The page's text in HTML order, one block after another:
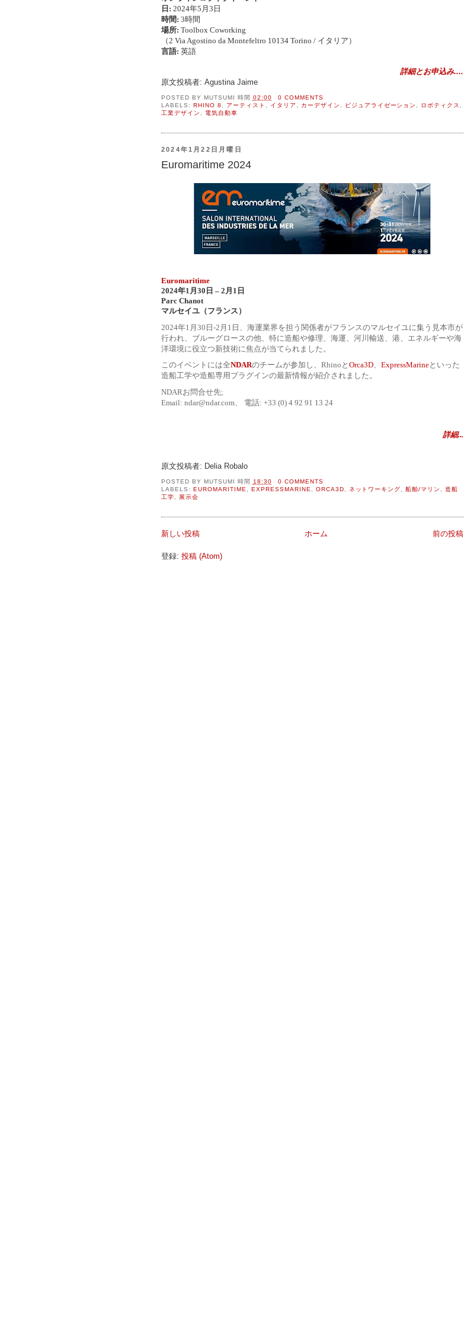
日: 2024年5月3日
時間: 3時間
場所: Toolbox Coworking
（2 Via Agostino da Montefeltro 10134 Torino / イタリア）
言語: 英語
詳細とお申込み....
原文投稿者: Agustina Jaime
POSTED BY MUTSUMI 時間 02:00
0 COMMENTS
LABELS: RHINO 8 , アーティスト , イタリア , カーデザイン , ビジュアライゼーション , ロボティクス ,
工業デザイン , 電気自動車
2024年1月22日月曜日
Euromaritime 2024
Euromaritime
2024年1月30日 – 2月1日
Parc Chanot
マルセイユ（フランス）
2024年1月30日-2月1日、海運業界を担う関係者がフランスのマルセイユに集う見本市が
行われ、ブルーグロースの他、特に造船や修理、海運、河川輸送、港、エネルギーや海
洋環境に役立つ新技術に焦点が当てられました。
このイベントには全NDARのチームが参加し、 Rhinoと Orca3D、 ExpressMarineといった
造船工学や造船専用プラグインの最新情報が紹介されました。
NDARお問合せ先;
Email: ndar@ndar.com、 電話: +33 (0) 4 92 91 13 24
詳細...
原文投稿者: Delia Robalo
POSTED BY MUTSUMI 時間 18:30
0 COMMENTS
LABELS: EUROMARITIME EXPRESSMARINE ORCA3D ネットワーキング ,船舶/マリン ,造船
工学
展示会
新しい投稿 前の投稿
ホーム
登録: 投稿 (Atom)